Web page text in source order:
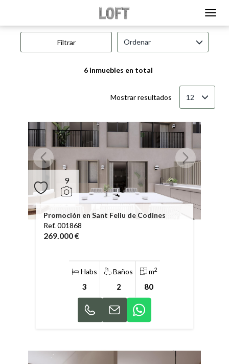
INMUEBLES EN VENTA EN
Filtrar Ordenar
6 inmuebles en total
Mostrar resultados 12
9
Promoción en Sant Feliu de Codines
Ref. 001868
269.000 €
Habs
3
Baños
2
m2
80